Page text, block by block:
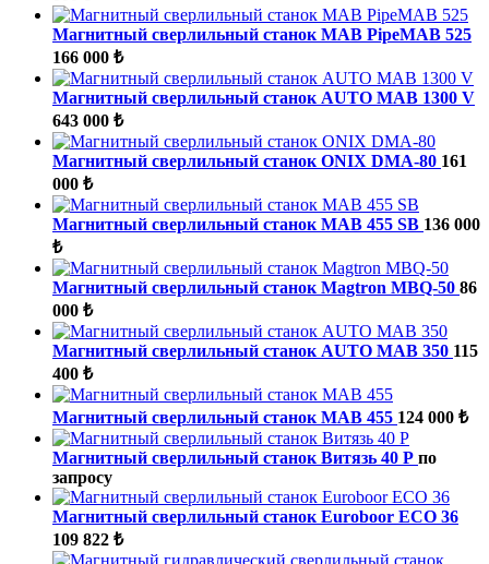
Магнитный сверлильный станок MAB PipeMAB 525
166 000 ₺
Магнитный сверлильный станок AUTO MAB 1300 V
643 000 ₺
Магнитный сверлильный станок ONIX DMA-80 161
000 ₺
Магнитный сверлильный станок MAB 455 SB 136 000
₺
Магнитный сверлильный станок Magtron MBQ-50 86
000 ₺
Магнитный сверлильный станок AUTO MAB 350 115
400 ₺
Магнитный сверлильный станок MAB 455 124 000 ₺
Магнитный сверлильный станок Витязь 40 Р по
запросу
Магнитный сверлильный станок Euroboor ECO 36
109 822 ₺